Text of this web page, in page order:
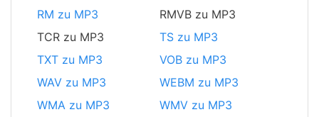
RM zu MP3
RMVB zu MP3
TCR zu MP3
TS zu MP3
TXT zu MP3
VOB zu MP3
WAV zu MP3
WEBM zu MP3
WMA zu MP3
WMV zu MP3